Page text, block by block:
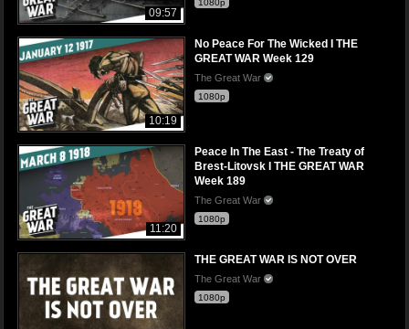
09:57
1080p
10:19
No Peace For The Wicked I THE
GREAT WAR Week 129
The Great War
1080p
11:20
Peace In The East - The Treaty of
Brest-Litovsk I THE GREAT WAR
Week 189
The Great War
1080p
THE GREAT WAR IS NOT OVER
The Great War
1080p